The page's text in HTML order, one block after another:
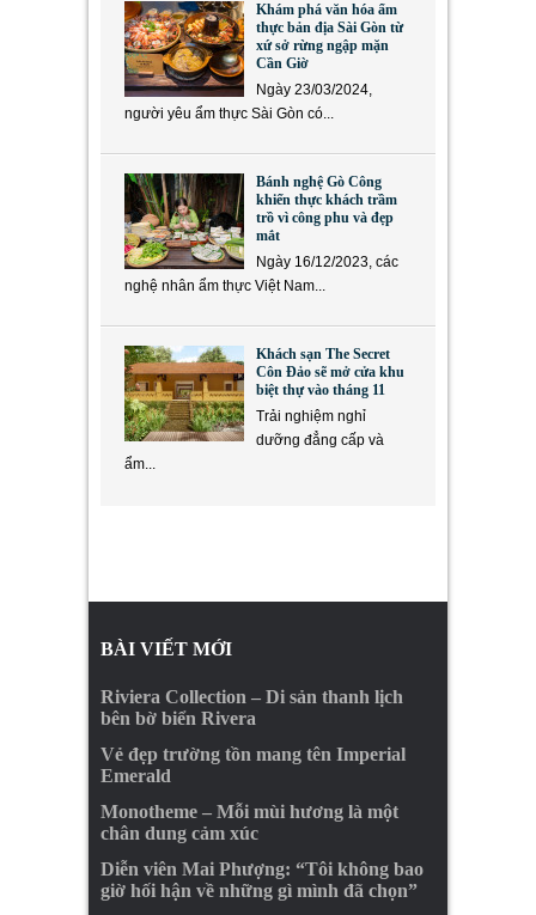
Khám phá văn hóa ẩm
thực bản địa Sài Gòn từ
xứ sở rừng ngập mặn
Cần Giờ
Ngày 23/03/2024,
người yêu ẩm thực Sài Gòn có...
Bánh nghệ Gò Công
khiến thực khách trầm
trồ vì công phu và đẹp
mắt
Ngày 16/12/2023, các
nghệ nhân ẩm thực Việt Nam...
Khách sạn The Secret
Côn Đảo sẽ mở cửa khu
biệt thự vào tháng 11
Trải nghiệm nghỉ
dưỡng đẳng cấp và
ẩm...
BÀI VIẾT MỚI
Riviera Collection – Di sản thanh lịch
bên bờ biển Rivera
Vẻ đẹp trường tồn mang tên Imperial
Emerald
Monotheme – Mỗi mùi hương là một
chân dung cảm xúc
Diễn viên Mai Phượng: “Tôi không bao
giờ hối hận về những gì mình đã chọn”